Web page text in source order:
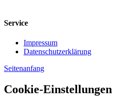
Service
Impressum
Datenschutzerklärung
Seitenanfang
Cookie-Einstellungen